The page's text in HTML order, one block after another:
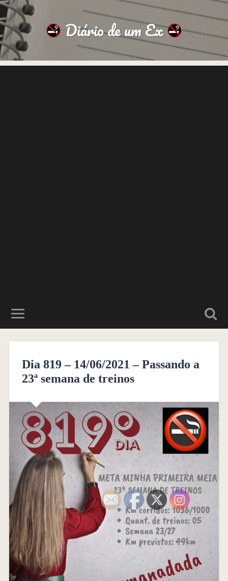
Diário de um Ex
Dia 819 – 14/06/2021 – Passando a
23ª semana de treinos